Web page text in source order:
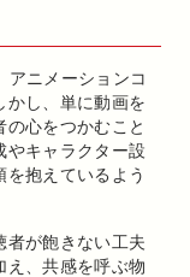
アニメーションコ
かし、単に動画を
心をつかむこと
やキャラクター設
抱えているよう
者が飽きない工夫
え、共感を呼ぶ物